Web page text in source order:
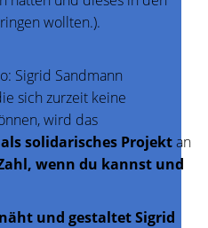
wollten.).
Sigrid Sandmann
sich zurzeit keine
wird das
als solidarisches Projektan
wenn du kannst und
und gestaltet Sigrid